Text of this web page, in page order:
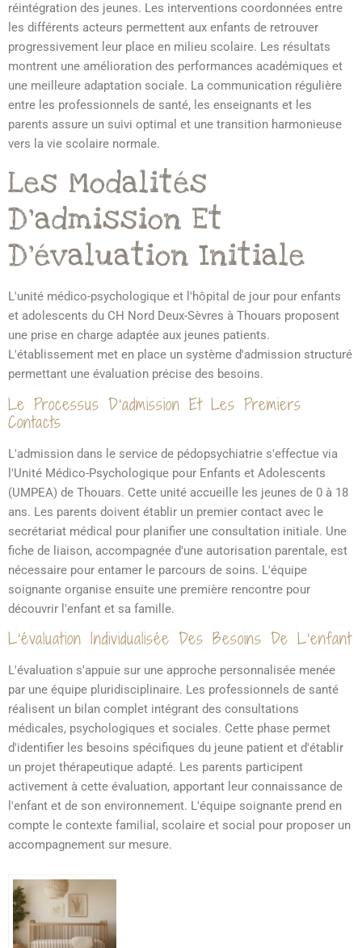
réintégration des jeunes. Les interventions coordonnées entre
les différents acteurs permettent aux enfants de retrouver
progressivement leur place en milieu scolaire. Les résultats
montrent une amélioration des performances académiques et
une meilleure adaptation sociale. La communication régulière
entre les professionnels de santé, les enseignants et les
parents assure un suivi optimal et une transition harmonieuse
vers la vie scolaire normale.
Les Modalités
D'admission Et
D'évaluation Initiale
L'unité médico-psychologique et l'hôpital de jour pour enfants
et adolescents du CH Nord Deux-Sèvres à Thouars proposent
une prise en charge adaptée aux jeunes patients.
L'établissement met en place un système d'admission structuré
permettant une évaluation précise des besoins.
Le Processus D'admission Et Les Premiers
Contacts
L'admission dans le service de pédopsychiatrie s'effectue via
l'Unité Médico-Psychologique pour Enfants et Adolescents
(UMPEA) de Thouars. Cette unité accueille les jeunes de 0 à 18
ans. Les parents doivent établir un premier contact avec le
secrétariat médical pour planifier une consultation initiale. Une
fiche de liaison, accompagnée d'une autorisation parentale, est
nécessaire pour entamer le parcours de soins. L'équipe
soignante organise ensuite une première rencontre pour
découvrir l'enfant et sa famille.
L'évaluation Individualisée Des Besoins De L'enfant
L'évaluation s'appuie sur une approche personnalisée menée
par une équipe pluridisciplinaire. Les professionnels de santé
réalisent un bilan complet intégrant des consultations
médicales, psychologiques et sociales. Cette phase permet
d'identifier les besoins spécifiques du jeune patient et d'établir
un projet thérapeutique adapté. Les parents participent
activement à cette évaluation, apportant leur connaissance de
l'enfant et de son environnement. L'équipe soignante prend en
compte le contexte familial, scolaire et social pour proposer un
accompagnement sur mesure.